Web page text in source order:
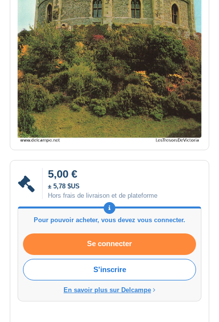
5,00 €
± 5,78 $US
Hors frais de livraison et de plateforme
Pour pouvoir acheter, vous devez vous connecter.
Se connecter
S'inscrire
En savoir plus sur Delcampe